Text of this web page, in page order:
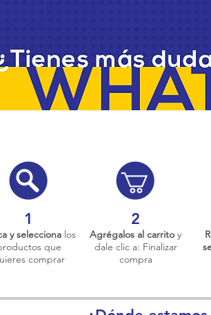
1
y selecciona los
que
comprar
2
Agrégalos al carrito y
dale clic a: Finalizar
compra